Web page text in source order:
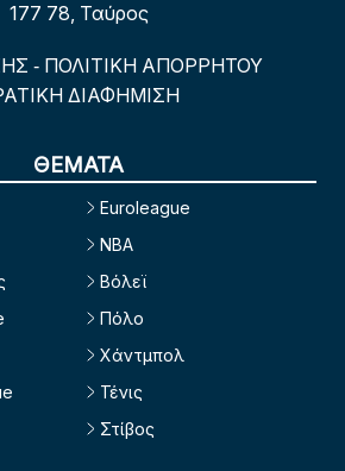
177 78, Ταύρος
- ΠΟΛΙΤΙΚΗ ΑΠΟΡΡΗΤΟΥ
ΔΙΑΦΗΜΙΣΗ
ΘΕΜΑΤΑ
Euroleague
NBA
Βόλεϊ
Πόλο
Χάντμπολ
Τένις
Στίβος